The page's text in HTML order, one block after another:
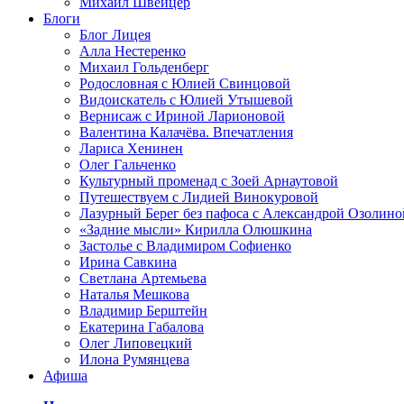
Блоги
Блог Лицея
Алла Нестеренко
Михаил Гольденберг
Родословная с Юлией Свинцовой
Видоискатель с Юлией Утышевой
Вернисаж с Ириной Ларионовой
Валентина Калачёва. Впечатления
Лариса Хенинен
Олег Гальченко
Культурный променад с Зоей Арнаутовой
Путешествуем с Лидией Винокуровой
Лазурный Берег без пафоса с Александрой
«Задние мысли» Кирилла Олюшкина
Застолье с Владимиром Софиенко
Ирина Савкина
Светлана Артемьева
Наталья Мешкова
Владимир Берштейн
Екатерина Габалова
Олег Липовецкий
Илона Румянцева
Афиша